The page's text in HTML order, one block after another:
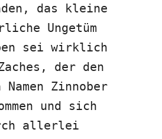
das kleine
Ungetüm
sei wirklich
der den
Zinnober
und sich
allerlei